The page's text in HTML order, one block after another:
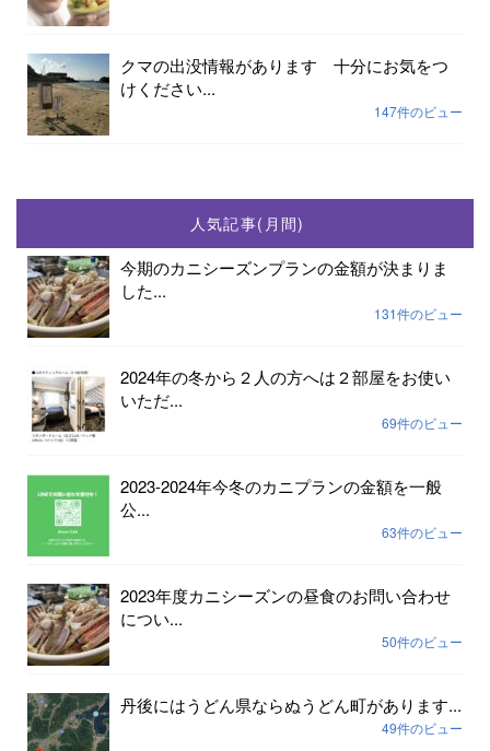
クマの出没情報があります 十分にお気をつ
けください...
147件のビュー
人気記事(月間)
今期のカニシーズンプランの金額が決まりま
した...
131件のビュー
2024年の冬から２人の方へは２部屋をお使い
いただ...
69件のビュー
2023-2024年今冬のカニプランの金額を一般
公...
63件のビュー
2023年度カニシーズンの昼食のお問い合わせ
につい...
50件のビュー
丹後にはうどん県ならぬうどん町があります...
49件のビュー